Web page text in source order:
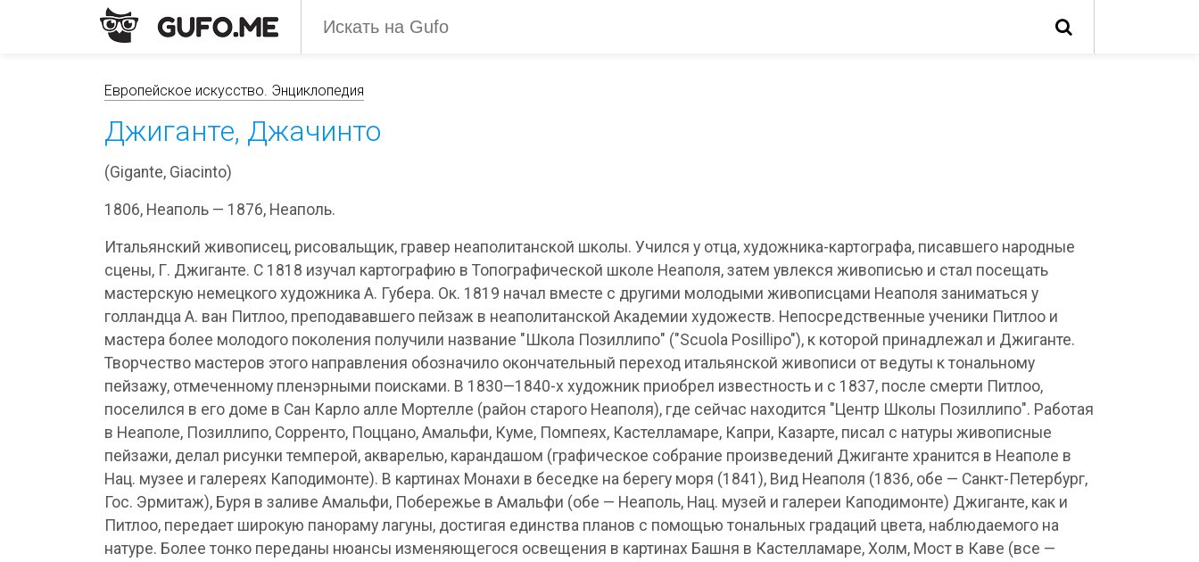
Европейское искусство. Энциклопедия
Джиганте, Джачинто
(Gigante, Giacinto)
1806, Неаполь — 1876, Неаполь.
Итальянский живописец, рисовальщик, гравер неаполитанской школы. Учился у отца, художника-картографа, писавшего народные
сцены, Г. Джиганте. С 1818 изучал картографию в Топографической школе Неаполя, затем увлекся живописью и стал посещать
мастерскую немецкого художника А. Губера. Ок. 1819 начал вместе с другими молодыми живописцами Неаполя заниматься у
голландца А. ван Питлоо, преподававшего пейзаж в неаполитанской Академии художеств. Непосредственные ученики Питлоо и
мастера более молодого поколения получили название "Школа Позиллипо" ("Scuola Posillipo"), к которой принадлежал и Джиганте.
Творчество мастеров этого направления обозначило окончательный переход итальянской живописи от ведуты к тональному
пейзажу, отмеченному пленэрными поисками. В 1830—1840-х художник приобрел известность и с 1837, после смерти Питлоо,
поселился в его доме в Сан Карло алле Мортелле (район старого Неаполя), где сейчас находится "Центр Школы Позиллипо". Работая
в Неаполе, Позиллипо, Сорренто, Поццано, Амальфи, Куме, Помпеях, Кастелламаре, Капри, Казарте, писал с натуры живописные
пейзажи, делал рисунки темперой, акварелью, карандашом (графическое собрание произведений Джиганте хранится в Неаполе в
Нац. музее и галереях Каподимонте). В картинах Монахи в беседке на берегу моря (1841), Вид Неаполя (1836, обе — Санкт-Петербург,
Гос. Эрмитаж), Буря в заливе Амальфи, Побережье в Амальфи (обе — Неаполь, Нац. музей и галереи Каподимонте) Джиганте, как и
Питлоо, передает широкую панораму лагуны, достигая единства планов с помощью тональных градаций цвета, наблюдаемого на
натуре. Более тонко переданы нюансы изменяющегося освещения в картинах Башня в Кастелламаре, Холм, Мост в Каве (все —